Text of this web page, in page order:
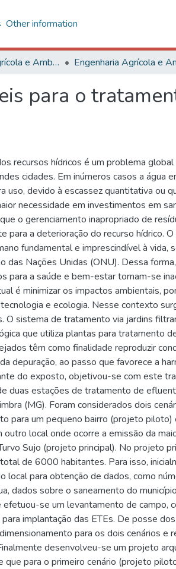
Other information
Engenharia Agrícola e Ambiental
para o
recursos hídricos é um problema
cidades. Em inúmeros casos a água
uso, devido à escassez quantitativa ou
necessidade em investimentos em
o gerenciamento inapropriado de
para a deterioração do recurso hídrico.
fundamental e imprescindível à vida,
das Nações Unidas (ONU). Dessa
para a saúde e bem-estar tornam-se
é minimizar os impactos ambientais,
e ecologia. Nesse contexto
O sistema de tratamento via jardins
que utiliza plantas para tratamento
têm como finalidade reproduzir
depuração, ao passo que favorece a
do exposto, objetivou-se com este
duas estações de tratamento de
(MG). Foram considerados dois
para um pequeno bairro (projeto
outro local onde ocorre a emissão da
Sujo (projeto principal). No projeto
de 6000 habitantes. Para isso,
local para obtenção de dados, como
dados sobre o saneamento do
se um levantamento de campo,
implantação das ETEs. De posse
para os dois cenários e
desenvolveu-se um projeto
que para o primeiro cenário (projeto